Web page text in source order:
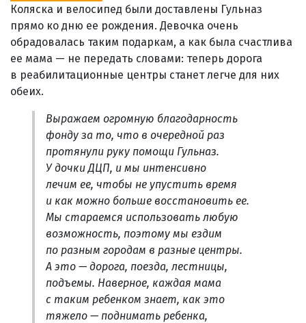
Коляска и велосипед были доставлены Гульназ
прямо ко дню ее рождения. Девочка очень
обрадовалась таким подаркам, а как была счастлива
ее мама — не передать словами: теперь дорога
в реабилитационные центры станет легче для них
обеих.
Выражаем огромную благодарность
фонду за то, что в очередной раз
протянули руку помощи Гульназ.
У дочки ДЦП, и мы интенсивно
лечим ее, чтобы не упустить время
и как можно больше восстановить ее.
Мы стараемся использовать любую
возможность, поэтому мы ездим
по разным городам в разные центры.
А это — дорога, поезда, лестницы,
подъемы. Наверное, каждая мама
с таким ребенком знает, как это
тяжело — поднимать ребенка,